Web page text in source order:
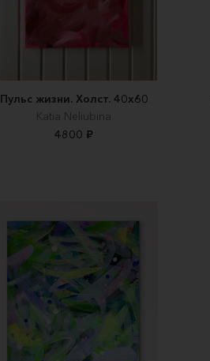
Пульс жизни. Холст. 40х60
Katia Neliubina
4800 ₽